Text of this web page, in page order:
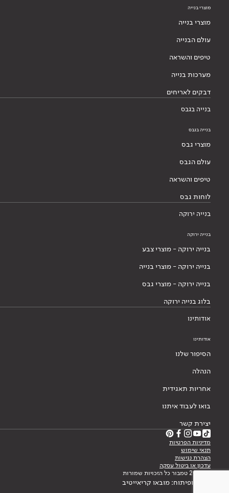
מוצרי בנייה
מוצרי בנייה
עולם הבנייה
טיפים והשראה
מערכות בנייה
דבקים לאריחים
בנייה בגבס
בנייה בגבס
מוצרי גבס
עולם הגבס
טיפים והשראה
לוחות גבס
בנייה ירוקה
בנייה ירוקה
בנייה ירוקה - מוצרי צבע
בנייה ירוקה - מוצרי בנייה
בנייה ירוקה - מוצרי גבס
בלוג בנייה ירוקה
אודותינו
אודותינו
הסיפור שלנו
הנהלה
אחריות תאגידית
בואו לעבוד איתנו
יצירת קשר
מדיניות הפרטיות
תנאי שימוש
הצהרת נגישות
עדכון או ביטול עסקה
© 2026 טמבור כל הזכויות שמורות
עיצוב ופיתוח: מובאו קריאייטיב